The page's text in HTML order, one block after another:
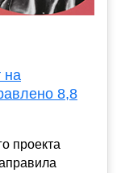
на
8,8
проекта